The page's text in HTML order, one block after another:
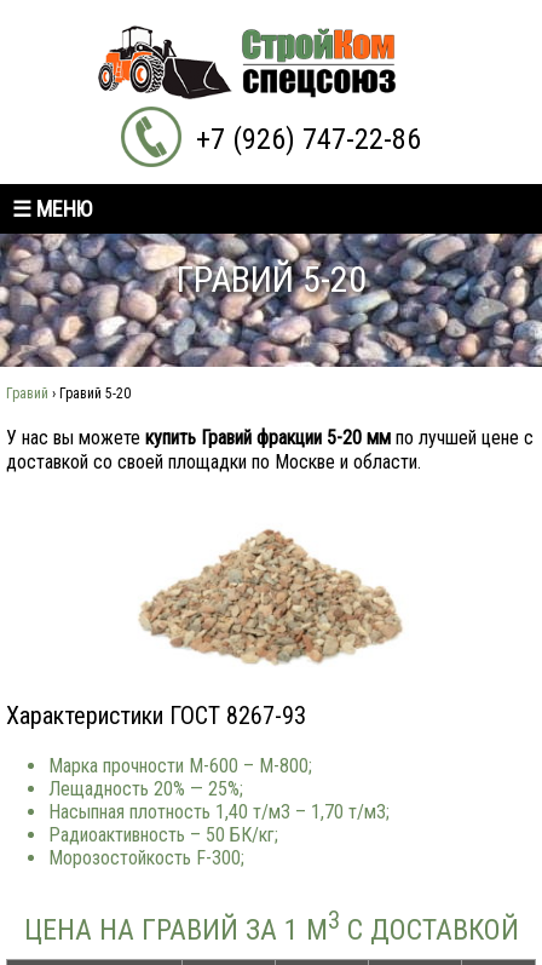
+7 (926) 747-22-86
☰ МЕНЮ
ГРАВИЙ 5-20
Гравий › Гравий 5-20
У нас вы можете купить Гравий фракции 5-20 мм по лучшей цене с
доставкой со своей площадки по Москве и области.
Характеристики ГОСТ 8267-93
Марка прочности М-600 – М-800;
Лещадность 20% — 25%;
Насыпная плотность 1,40 т/м3 – 1,70 т/м3;
Радиоактивность – 50 БК/кг;
Морозостойкость F-300;
ЦЕНА НА ГРАВИЙ ЗА 1 М3 С ДОСТАВКОЙ